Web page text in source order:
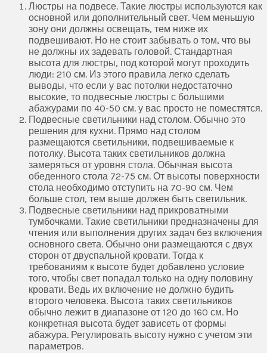
Люстры на подвесе. Такие люстры используются как
основной или дополнительный свет. Чем меньшую
зону они должны освещать, тем ниже их
подвешивают. Но не стоит забывать о том, что вы
не должны их задевать головой. Стандартная
высота для люстры, под которой могут проходить
люди: 210 см. Из этого правила легко сделать
выводы, что если у вас потолки недостаточно
высокие, то подвесные люстры с большими
абажурами по 40-50 см. у вас просто не поместятся.
Подвесные светильники над столом. Обычно это
решения для кухни. Прямо над столом
размещаются светильники, подвешиваемые к
потолку. Высота таких светильников должна
замеряться от уровня стола. Обычная высота
обеденного стола 72-75 см. От высоты поверхности
стола необходимо отступить на 70-90 см. Чем
больше стол, тем выше должен быть светильник.
Подвесные светильники над прикроватными
тумбочками. Такие светильники предназначены для
чтения или выполнения других задач без включения
основного света. Обычно они размещаются с двух
сторон от двуспальной кровати. Тогда к
требованиям к высоте будет добавлено условие
того, чтобы свет попадал только на одну половину
кровати. Ведь их включение не должно будить
второго человека. Высота таких светильников
обычно лежит в диапазоне от 120 до 160 см. Но
конкретная высота будет зависеть от формы
абажура. Регулировать высоту нужно с учетом эти
параметров.